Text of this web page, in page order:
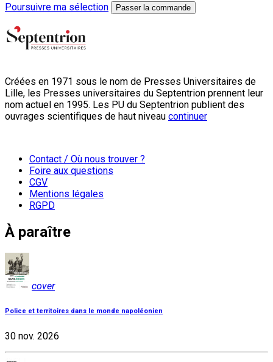
Poursuivre ma sélection Passer la commande
Créées en 1971 sous le nom de Presses Universitaires de
Lille, les Presses universitaires du Septentrion prennent leur
nom actuel en 1995. Les PU du Septentrion publient des
ouvrages scientifiques de haut niveau continuer
Contact / Où nous trouver ?
Foire aux questions
CGV
Mentions légales
RGPD
À paraître
cover
Police et territoires dans le monde napoléonien
30 nov. 2026